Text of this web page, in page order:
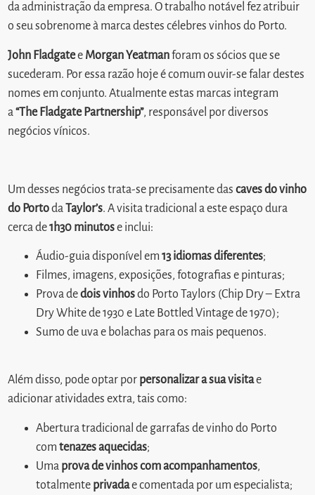
da administração da empresa. O trabalho notável fez atribuir
o seu sobrenome à marca destes célebres vinhos do Porto.
John Fladgatee Morgan Yeatmanforam os sócios que se
sucederam. Por essa razão hoje é comum ouvir-se falar destes
nomes em conjunto. Atualmente estas marcas integram
a“The Fladgate Partnership”, responsável por diversos
negócios vínicos.
Um desses negócios trata-se precisamente dascaves do vinho
do Portoda Taylor’s. A visita tradicional a este espaço dura
cerca de1h30 minutose inclui:
Áudio-guia disponível em13 idiomas diferentes;
Filmes, imagens, exposições, fotografias e pinturas;
Prova dedois vinhosdo Porto Taylors (Chip Dry – Extra
Dry White de 1930 e Late Bottled Vintage de 1970);
Sumo de uva e bolachas para os mais pequenos.
Além disso, pode optar por personalizar a sua visitae
adicionar atividades extra, tais como:
Abertura tradicional de garrafas de vinho do Porto
com tenazes aquecidas;
Uma prova de vinhos com acompanhamentos,
totalmente privadae comentada por um especialista;